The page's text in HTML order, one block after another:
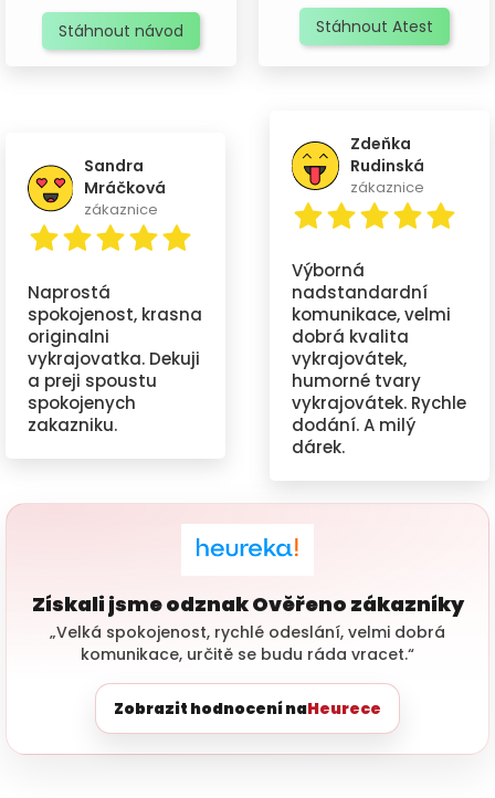
Stáhnout návod Stáhnout Atest
Sandra
Mráčková
zákaznice
Naprostá
spokojenost, krasna
originalni
vykrajovatka. Dekuji
a preji spoustu
spokojenych
zakazniku.
Zdeňka
Rudinská
zákaznice
Výborná
nadstandardní
komunikace, velmi
dobrá kvalita
vykrajovátek,
humorné tvary
vykrajovátek. Rychle
dodání. A milý
dárek.
Získali jsme odznak Ověřeno zákazníky
„Velká spokojenost, rychlé odeslání, velmi dobrá
komunikace, určitě se budu ráda vracet.“
Zobrazit hodnocení naHeurece